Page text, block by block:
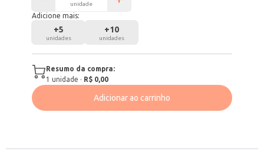
unidade
Adicione mais:
+5
unidades
+10
unidades
Resumo da compra:
1 unidade · R$ 0,00
Adicionar ao carrinho